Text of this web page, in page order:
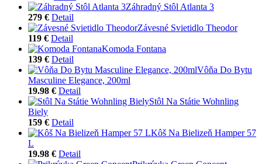
Záhradný Stôl Atlanta 3
279 € Detail
Závesné Svietidlo Theodor
119 € Detail
Komoda Fontana
139 € Detail
Vôňa Do Bytu
Masculine Elegance, 200ml
19.98 € Detail
Stôl Na Státie Wohnling
Biely
159 € Detail
Kôš Na Bielizeň Hamper 57
L
19.98 € Detail